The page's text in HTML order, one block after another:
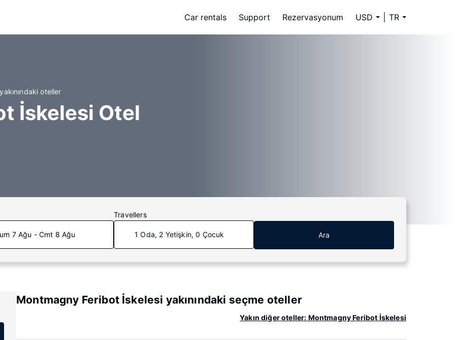
Car rentals Support Rezervasyonum USD TR
oteller
İskelesi Otel
7 Ağu - Cmt 8 Ağu
Travellers
1 Oda, 2 Yetişkin, 0 Çocuk Ara
Montmagny Feribot İskelesi yakınındaki seçme oteller
Yakın diğer oteller: Montmagny Feribot İskelesi